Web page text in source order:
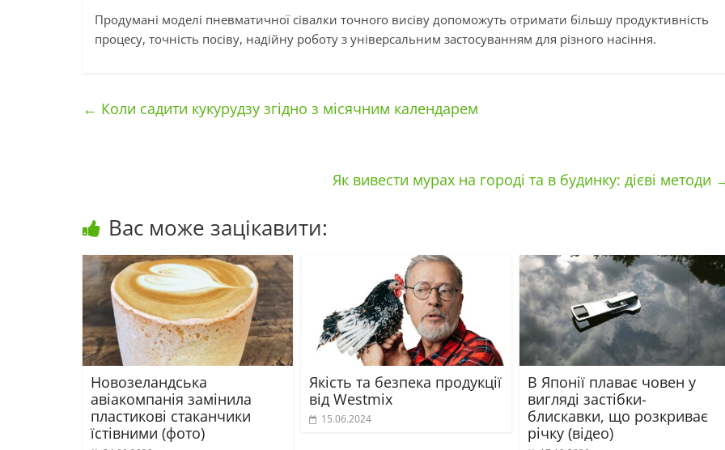
Продумані моделі пневматичної сівалки точного висіву допоможуть отримати більшу продуктивність
процесу, точність посіву, надійну роботу з універсальним застосуванням для різного насіння.
← Коли садити кукурудзу згідно з місячним календарем
Як вивести мурах на городі та в будинку: дієві методи
Вас може зацікавити:
Новозеландська
авіакомпанія замінила
пластикові стаканчики
їстівними (фото)
Якість та безпека продукції
від Westmix
15.06.2024
В Японії плаває човен у
вигляді застібки-
блискавки, що розкриває
річку (відео)